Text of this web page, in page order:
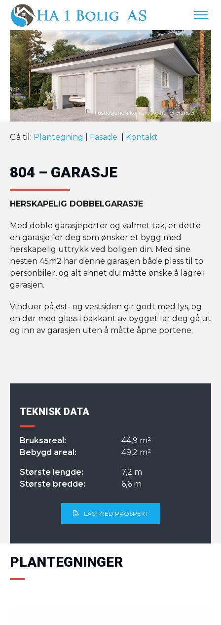
Gå til: Plantegning Fasade Kontakt
804 – GARASJE
HERSKAPELIG DOBBELGARASJE
Med doble garasjeporter og valmet tak, er dette
en garasje for deg som ønsker et bygg med
herskapelig uttrykk ved boligen din. Med sine
nesten 45m2 har denne garasjen både plass til to
personbiler, og alt annet du måtte ønske å lagre i
garasjen.
Vinduer på øst- og vestsiden gir godt med lys, og
en dør med glass i bakkant av bygget lar deg gå ut
og inn av garasjen uten å måtte åpne portene.
TEKNISK DATA
Bruksareal:
44,9 m²
Bebygd areal:
49,2 m²
Største lengde:
7,2 m
Største bredde:
6,6 m
LAST NED PROSPEKT
PLANTEGNINGER